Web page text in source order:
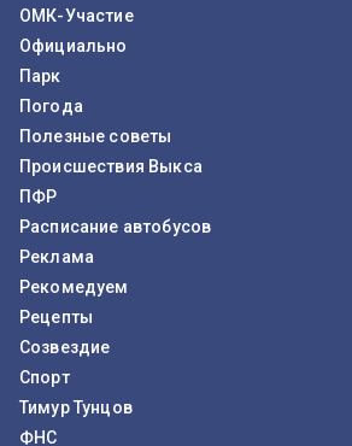
ОМК-Участие
Официально
Парк
Погода
Полезные советы
Происшествия Выкса
ПФР
Расписание автобусов
Реклама
Рекомедуем
Рецепты
Созвездие
Спорт
Тимур Тунцов
ФНС